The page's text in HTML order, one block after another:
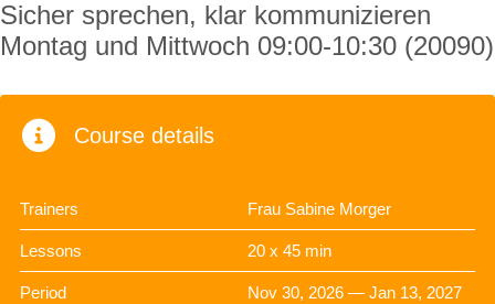
Sicher sprechen, klar kommunizieren
Montag und Mittwoch 09:00-10:30 (20090)
Course details
Trainers Frau Sabine Morger
Lessons 20 x 45 min
Period Nov 30, 2026 — Jan 13, 2027